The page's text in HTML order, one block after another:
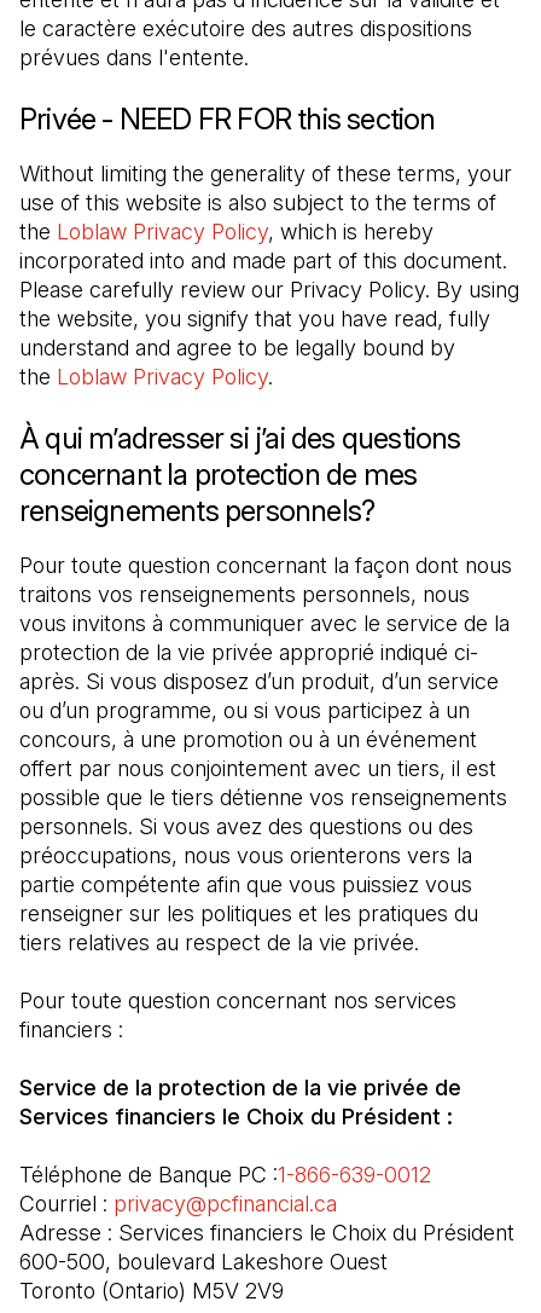
le caractère exécutoire des autres dispositions
prévues dans l'entente.
Privée - NEED FR FOR this section
Without limiting the generality of these terms, your
use of this website is also subject to the terms of
the Loblaw Privacy Policy, which is hereby
incorporated into and made part of this document.
Please carefully review our Privacy Policy. By using
the website, you signify that you have read, fully
understand and agree to be legally bound by
the Loblaw Privacy Policy.
À qui m’adresser si j’ai des questions
concernant la protection de mes
renseignements personnels?
Pour toute question concernant la façon dont nous
traitons vos renseignements personnels, nous
vous invitons à communiquer avec le service de la
protection de la vie privée approprié indiqué ci-
après. Si vous disposez d’un produit, d’un service
ou d’un programme, ou si vous participez à un
concours, à une promotion ou à un événement
offert par nous conjointement avec un tiers, il est
possible que le tiers détienne vos renseignements
personnels. Si vous avez des questions ou des
préoccupations, nous vous orienterons vers la
partie compétente afin que vous puissiez vous
renseigner sur les politiques et les pratiques du
tiers relatives au respect de la vie privée.
Pour toute question concernant nos services
financiers :
Service de la protection de la vie privée de
Services financiers le Choix du Président :
Téléphone de Banque PC :1-866-639-0012
Courriel : privacy@pcfinancial.ca
Adresse : Services financiers le Choix du Président
600-500, boulevard Lakeshore Ouest
Toronto (Ontario) M5V 2V9